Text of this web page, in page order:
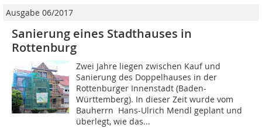
Ausgabe 06/2017
Sanierung eines Stadthauses in
Rottenburg
Zwei Jahre liegen zwischen Kauf und
Sanierung des Doppelhauses in der
Rottenburger Innenstadt (Baden-
Württemberg). In dieser Zeit wurde vom
Bauherrn Hans-Ulrich Mendl geplant und
überlegt, wie das...